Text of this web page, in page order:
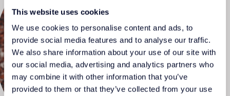
This website uses cookies
We use cookies to personalise content and ads, to
provide social media features and to analyse our traffic.
We also share information about your use of our site with
our social media, advertising and analytics partners who
may combine it with other information that you’ve
provided to them or that they’ve collected from your use